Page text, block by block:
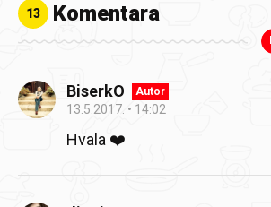
13 Komentara
BiserkO Autor
13.5.2017. 14:02
Hvala ❤️